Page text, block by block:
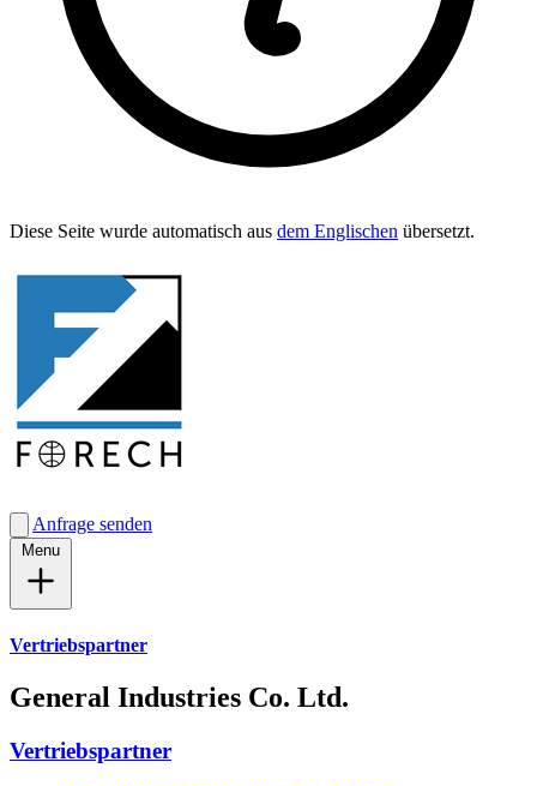
Diese Seite wurde automa­tisch aus dem Englis­chen übersetzt.
Anfrage senden
Vertriebspartner
General Industries Co. Ltd.
Vertriebspartner